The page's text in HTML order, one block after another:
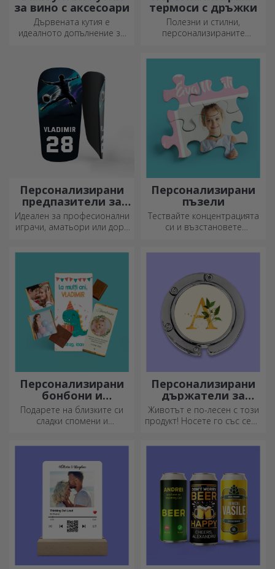
за вино с аксесоари
Дървената кутия е
идеалното допълнение за
термоси с дръжки
Полезни и стилни,
персонализираните
сезон.
Персонализирани
предпазители за
футбол
Идеален за професионални
играчи, аматьори или дори
Персонализирани
пъзели
Тествайте концентрацията
си и възстановете
Персонализирани
бонбони и
сладкиши
Подарете на близките си
сладки спомени и
красив! Изберете модела,
подарете сладък
персонализиран подарък!
Персонализирани
държатели за
чанти за маса
Животът е по-лесен с този
продукт! Носете го със себе